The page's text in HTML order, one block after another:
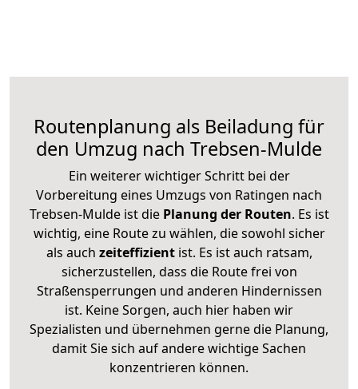
Routenplanung als Beiladung für
den Umzug nach Trebsen-Mulde
Ein weiterer wichtiger Schritt bei der
Vorbereitung eines Umzugs von Ratingen nach
Trebsen-Mulde ist diePlanung der Routen. Es ist
wichtig, eine Route zu wählen, die sowohl sicher
als auch zeiteffizientist. Es ist auch ratsam,
sicherzustellen, dass die Route frei von
Straßensperrungen und anderen Hindernissen
ist. Keine Sorgen, auch hier haben wir
Spezialisten und übernehmen gerne die Planung,
damit Sie sich auf andere wichtige Sachen
konzentrieren können.